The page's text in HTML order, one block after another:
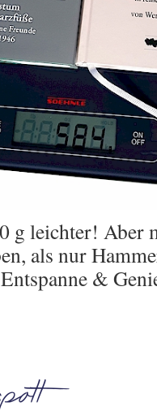
g leichter! Aber
als nur
&